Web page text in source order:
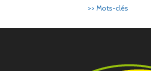
>> Mots-clés